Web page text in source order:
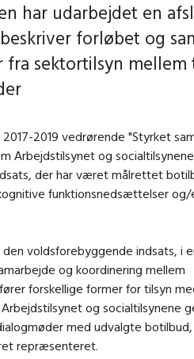
har udarbejdet en
forløbet og
fra sektortilsyn mellem
2019 vedrørende "Styrket
Arbejdstilsynet og
der har været målrettet
funktionsnedsættelser
voldsforebyggende indsats, i
og koordinering mellem
forskellige former for tilsyn
og socialtilsynene
med udvalgte
repræsenteret.